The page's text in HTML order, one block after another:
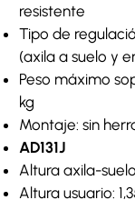
resistente
Tipo de
(axila a suelo y
Peso máximo
kg
Montaje: sin
AD131J
Altura axila-
Altura usuario: